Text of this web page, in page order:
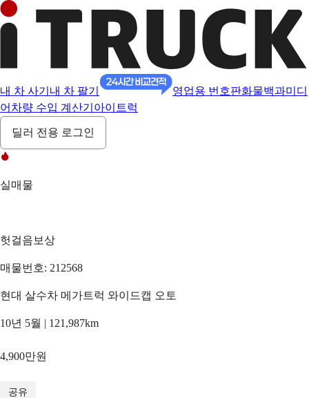
내 차 사기 내 차 팔기 영업용 번호판화물백과미디
어 차량 수입 계산기 아이트럭
딜러 전용 로그인
실매물
헛걸음보상
매물번호: 212568
현대 살수차 메가트럭 와이드캡 오토
10년 5월 | 121,987km
4,900만원
공유
/13